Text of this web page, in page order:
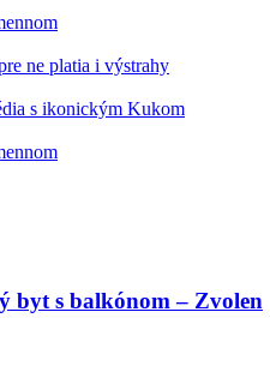
ne platia i výstrahy
s ikonickým Kukom
byt s balkónom – Zvolen